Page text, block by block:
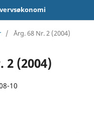
/ Årg. 68 Nr. 2 (2004)
2 (2004)
10